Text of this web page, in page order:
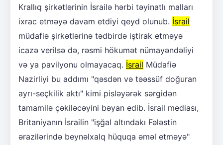
Krallıq şirkətlərinin İsrailə hərbi təyinatlı malları
ixrac etməyə davam etdiyi qeyd olunub. İsrail
müdafiə şirkətlərinə tədbirdə iştirak etməyə
icazə verilsə də, rəsmi hökumət nümayəndəliyi
və ya pavilyonu olmayacaq. İsrail Müdafiə
Nazirliyi bu addımı "qəsdən və təəssüf doğuran
ayrı-seçkilik aktı" kimi pisləyərək sərgidən
tamamilə çəkiləcəyini bəyan edib. İsrail mediası,
Britaniyanın İsrailin "işğal altındakı Fələstin
ərazilərində beynəlxalq hüquqa əməl etməyə"